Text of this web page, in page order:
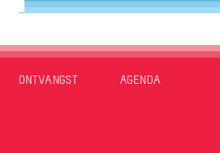
ONTVANGST AGENDA